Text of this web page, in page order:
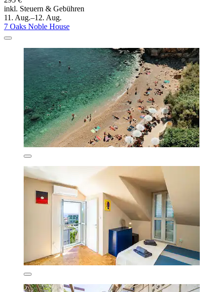
inkl. Steuern & Gebühren
11. Aug.–12. Aug.
7 Oaks Noble House